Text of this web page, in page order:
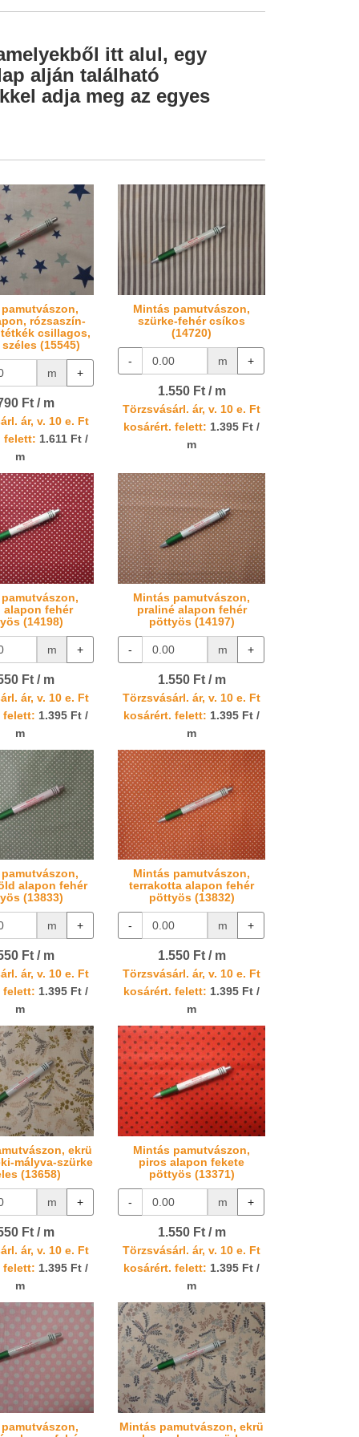
itt alul, egy
alján található
adja meg az egyes
rózsaszín-
csillagos,
(15545)
m +
Ft / m
ár, v. 10 e. Ft
felett: 1.611 Ft /
m
Mintás pamutvászon,
szürke-fehér csíkos
(14720)
- m +
1.550 Ft / m
Törzsvásárl. ár, v. 10 e. Ft
kosárért. felett: 1.395 Ft /
m
alapon fehér
(14198)
m +
Ft / m
ár, v. 10 e. Ft
felett: 1.395 Ft /
m
Mintás pamutvászon,
praliné alapon fehér
pöttyös (14197)
- m +
1.550 Ft / m
Törzsvásárl. ár, v. 10 e. Ft
kosárért. felett: 1.395 Ft /
m
alapon fehér
(13833)
m +
Ft / m
ár, v. 10 e. Ft
felett: 1.395 Ft /
m
Mintás pamutvászon,
terrakotta alapon fehér
pöttyös (13832)
- m +
1.550 Ft / m
Törzsvásárl. ár, v. 10 e. Ft
kosárért. felett: 1.395 Ft /
m
ekrü
mályva-szürke
(13658)
m +
Ft / m
ár, v. 10 e. Ft
felett: 1.395 Ft /
m
Mintás pamutvászon,
piros alapon fekete
pöttyös (13371)
- m +
1.550 Ft / m
Törzsvásárl. ár, v. 10 e. Ft
kosárért. felett: 1.395 Ft /
m
Mintás pamutvászon, ekrü